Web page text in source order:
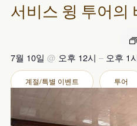
서비스 윙 투어의
7월 10일 @ 오후 12시 – 오후 1
계절/특별 이벤트 투어